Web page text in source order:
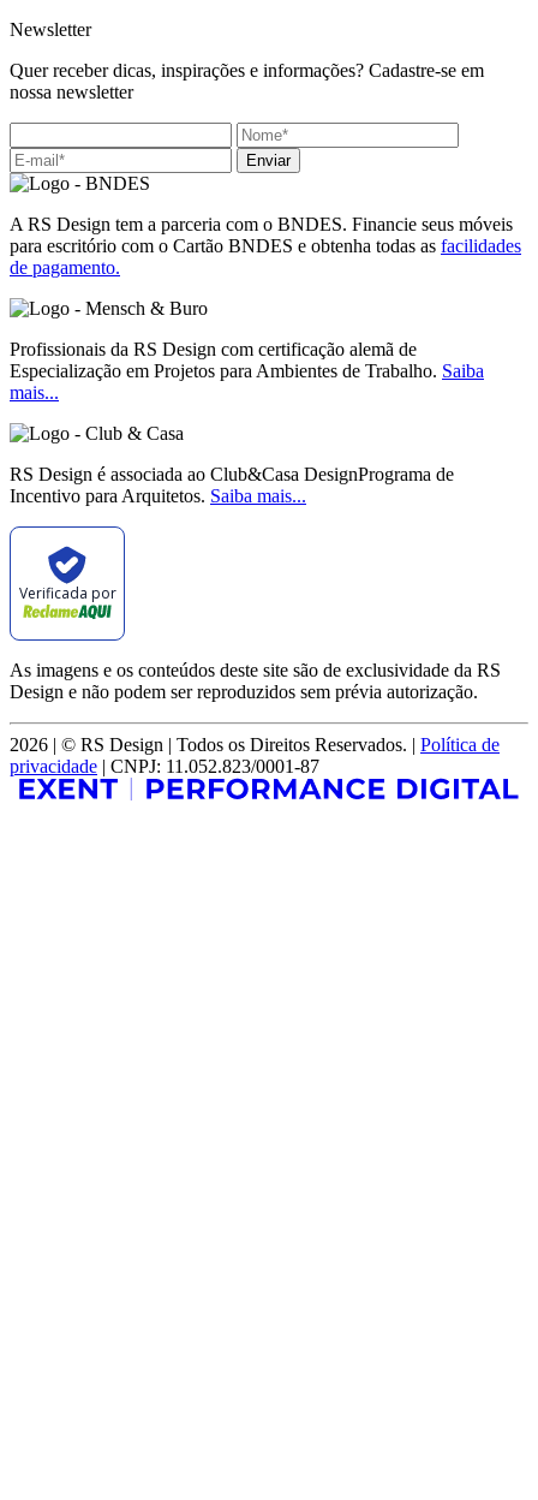
Newsletter
Quer receber dicas, inspirações e informações? Cadastre-se em
nossa newsletter
Enviar
A RS Design tem a parceria com o BNDES. Financie seus móveis
para escritório com o Cartão BNDES e obtenha todas as facilidades
de pagamento.
Profissionais da RS Design com certificação alemã de
Especialização em Projetos para Ambientes de Trabalho. Saiba
mais...
RS Design é associada ao Club&Casa DesignPrograma de
Incentivo para Arquitetos. Saiba mais...
Verificada por
As imagens e os conteúdos deste site são de exclusividade da RS
Design e não podem ser reproduzidos sem prévia autorização.
2026 | © RS Design | Todos os Direitos Reservados. | Política de
privacidade | CNPJ: 11.052.823/0001-87